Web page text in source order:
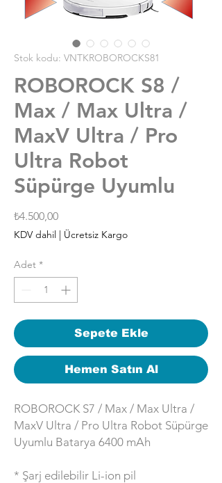
Stok kodu: VNTKROBOROCKS81
ROBOROCK S8 /
Max / Max Ultra /
MaxV Ultra / Pro
Ultra Robot
Süpürge Uyumlu
₺4.500,00Fiyat
KDV dahil | Ücretsiz Kargo
Adet *
Sepete Ekle
Hemen Satın Al
ROBOROCK S7 / Max / Max Ultra /
MaxV Ultra / Pro Ultra Robot Süpürge
Uyumlu Batarya 6400 mAh
* Şarj edilebilir Li-ion pil